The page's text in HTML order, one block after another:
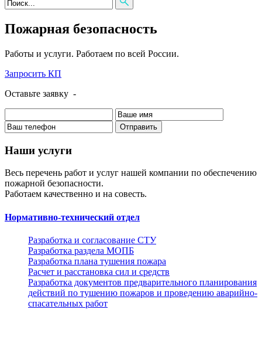
Пожарная безопасность
Работы и услуги. Работаем по всей России.
Запросить КП
Оставьте заявку -
Отправить
Наши услуги
Весь перечень работ и услуг нашей компании по обеспечению
пожарной безопасности.
Работаем качественно и на совесть.
Нормативно-технический отдел
Разработка и согласование СТУ
Разработка раздела МОПБ
Разработка плана тушения пожара
Расчет и расстановка сил и средств
Разработка документов предварительного планирования
действий по тушению пожаров и проведению аварийно-
спасательных работ